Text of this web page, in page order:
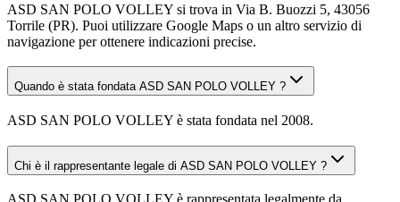
ASD SAN POLO VOLLEY si trova in Via B. Buozzi 5, 43056
Torrile (PR). Puoi utilizzare Google Maps o un altro servizio di
navigazione per ottenere indicazioni precise.
Quando è stata fondata ASD SAN POLO VOLLEY ?
ASD SAN POLO VOLLEY è stata fondata nel 2008.
Chi è il rappresentante legale di ASD SAN POLO VOLLEY ?